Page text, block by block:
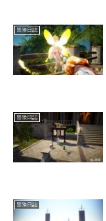
冒険日誌
冒険日誌
冒険日誌